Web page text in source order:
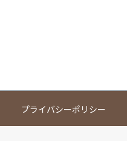
プライバシーポリシー